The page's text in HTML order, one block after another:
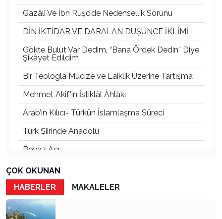
Gazâlî Ve İbn Rüşd’de Nedensellik Sorunu
DİN İKTİDAR VE DARALAN DÜŞÜNCE İKLİMİ
Gökte Bulut Var Dedim, “Bana Ördek Dedin” Diye
Şikâyet Edildim
Bir Teologla Mucize ve Laiklik Üzerine Tartışma
Mehmet Akif'in İstiklàl Àhlàkı
Arab’ın Kılıcı- Türkün İslamlaşma Süreci
Türk Şiirinde Anadolu
Beyaz Acı
Rhodıapolıs:Kumluca Ovasına Bakan Kayıp Şehir
Atsız’ı Bahane Ederek Atatürk’e ve Cumhuriyet’e
Saldırmak
3 Mayıs 1944’ten Bugüne Türkçülük:
ÇOK OKUNAN
HABERLER
MAKALELER